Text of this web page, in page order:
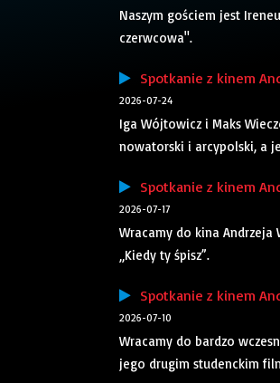
Naszym gościem jest
czerwcowa".
Spotkanie z kinem
2026-07-24
Iga Wójtowicz i Maks
nowatorski i arcypolski, a
Spotkanie z kinem
2026-07-17
Wracamy do kina Andrzeja
„Kiedy ty śpisz”.
Spotkanie z kinem
2026-07-10
Wracamy do bardzo
jego drugim studenckim